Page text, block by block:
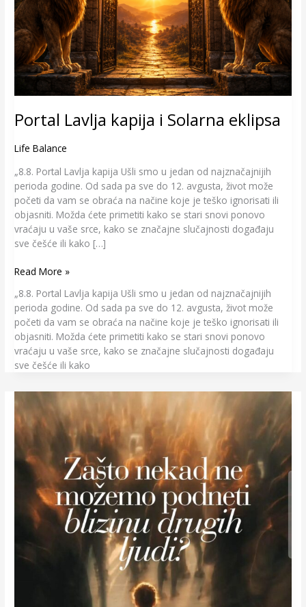
Portal Lavlja kapija i Solarna eklipsa
Life Balance
„8.8. Portal Lavlja kapija Ušli smo u jedan od najznačajnijih
perioda godine. Od sada pa sve do 12. avgusta, život može
početi da vam se obraća na načine koje je teško ignorisati ili
objasniti. Možda ćete primetiti kako se stari snovi ponovo
vraćaju u vaše srce, kako se značajne slučajnosti događaju
sve češće ili kako […]
Read More »
„8.8. Portal Lavlja kapija Ušli smo u jedan od najznačajnijih
perioda godine. Od sada pa sve do 12. avgusta, život može
početi da vam se obraća na načine koje je teško ignorisati ili
objasniti. Možda ćete primetiti kako se stari snovi ponovo
vraćaju u vaše srce, kako se značajne slučajnosti događaju
sve češće ili kako
Zašto
nekad
ne
možemo
podneti
blizinu
drugih